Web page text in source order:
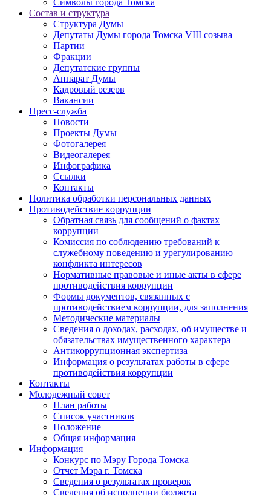
Состав и структура
Структура Думы
Депутаты Думы города Томска VIII созыва
Партии
Фракции
Депутатские группы
Аппарат Думы
Кадровый резерв
Вакансии
Пресс-служба
Новости
Проекты Думы
Фотогалерея
Видеогалерея
Инфографика
Ссылки
Контакты
Политика обработки персональных данных
Прoтивoдeйствие кoрpупции
Обратная связь для сообщений о фактах
коррупции
Комиссия по соблюдению требований к
служебному поведению и урегулированию
конфликта интересов
Нормативные правовые и иные акты в сфере
противодействия коррупции
Формы документов, связанных с
противодействием коррупции, для заполнения
Методические материалы
Сведения о доходах, расходах, об имуществе и
обязательствах имущественного характера
Антикоррупционная экспертиза
Информация о результатах работы в сфере
противодействия коррупции
Контакты
Молодежный совет
План работы
Список участников
Положение
Общая информация
Информация
Конкурс по Мэру Города Томска
Отчет Мэра г. Томска
Сведения о результатах проверок
Сведения об исполнении бюджета